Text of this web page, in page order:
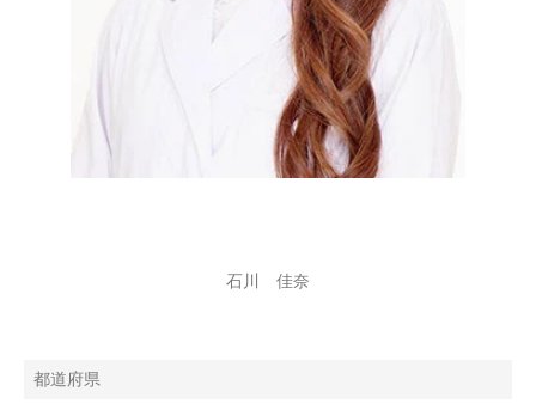
石川 佳奈
都道府県